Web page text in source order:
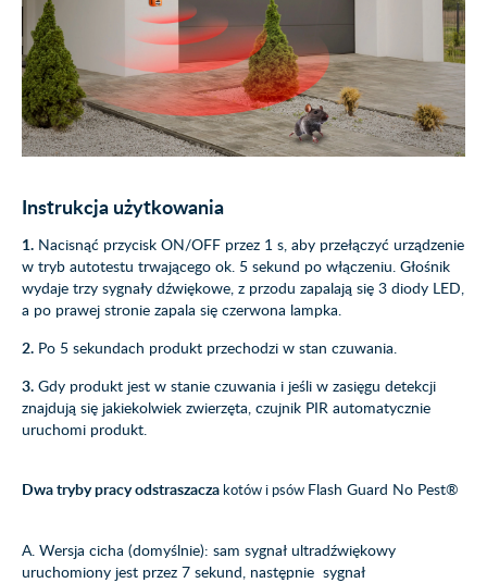
Instrukcja użytkowania
1. Nacisnąć przycisk ON/OFF przez 1 s, aby przełączyć urządzenie
w tryb autotestu trwającego ok. 5 sekund po włączeniu. Głośnik
wydaje trzy sygnały dźwiękowe, z przodu zapalają się 3 diody LED,
a po prawej stronie zapala się czerwona lampka.
2. Po 5 sekundach produkt przechodzi w stan czuwania.
3. Gdy produkt jest w stanie czuwania i jeśli w zasięgu detekcji
znajdują się jakiekolwiek zwierzęta, czujnik PIR automatycznie
uruchomi produkt.
Dwa tryby pracy odstraszacza kotów i psów Flash Guard No Pest®
A. Wersja cicha (domyślnie): sam sygnał ultradźwiękowy
uruchomiony jest przez 7 sekund, następnie sygnał